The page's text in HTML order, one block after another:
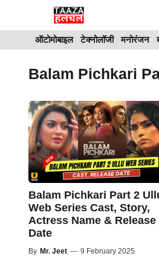
contentऑटोमोबाइल टेक्नोलॉजी मनोरंजन
Balam Pichkari
Balam Pichkari Part 2
Web Series Cast, Story,
Actress Name & Release
Date
By Mr. Jeet — 9 February 2025